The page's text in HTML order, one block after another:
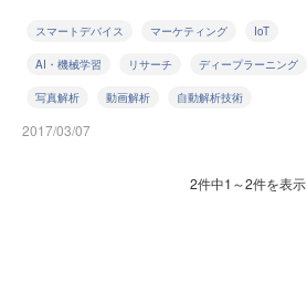
スマートデバイス マーケティング IoT
AI・機械学習 リサーチ ディープラーニング
写真解析 動画解析 自動解析技術
2017/03/07
2件中1～2件を表示